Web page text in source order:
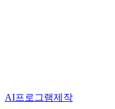
AI프로그램제작